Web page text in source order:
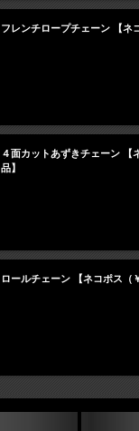
フレンチロープチェーン 【ネ
４面カットあずきチェーン 【
品】
ロールチェーン 【ネコポス（